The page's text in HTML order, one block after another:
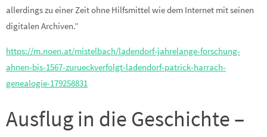
allerdings zu einer Zeit ohne Hilfsmittel wie dem Internet mit seinen
digitalen Archiven.”
https://m.noen.at/mistelbach/ladendorf-jahrelange-forschung-
ahnen-bis-1567-zurueckverfolgt-ladendorf-patrick-harrach-
genealogie-179258831
Ausflug in die Geschichte –